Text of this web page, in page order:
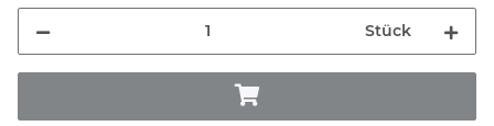
Stück